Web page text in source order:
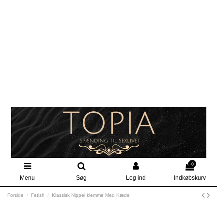
Menu Søg Log ind
0
Indkøbskurv
Forside Fetish Klassisk Nippel klemme Med Kæde